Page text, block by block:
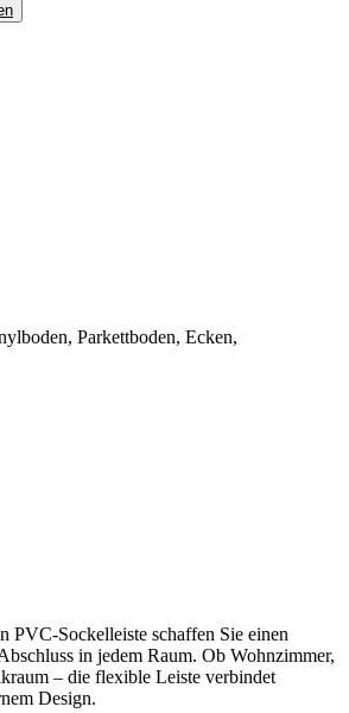
Parkettboden, Ecken,
PVC-Sockelleiste schaffen Sie einen
in jedem Raum. Ob Wohnzimmer,
– die flexible Leiste verbindet
Design.